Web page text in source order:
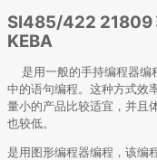
SI485/422 21809
KEBA
是用一般的手持编程器编
中的语句编程。这种方式效
量小的产品比较适宜，并且
也较低。
是用图形编程器编程，该编